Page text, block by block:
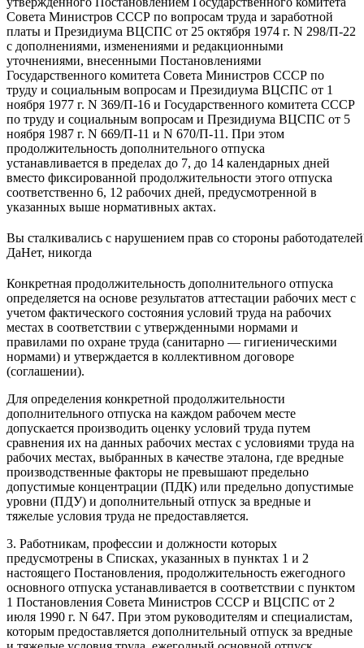
Совета Министров СССР по вопросам труда и заработной
платы и Президиума ВЦСПС от 25 октября 1974 г. N 298/П-22
с дополнениями, изменениями и редакционными
уточнениями, внесенными Постановлениями
Государственного комитета Совета Министров СССР по
труду и социальным вопросам и Президиума ВЦСПС от 1
ноября 1977 г. N 369/П-16 и Государственного комитета СССР
по труду и социальным вопросам и Президиума ВЦСПС от 5
ноября 1987 г. N 669/П-11 и N 670/П-11. При этом
продолжительность дополнительного отпуска
устанавливается в пределах до 7, до 14 календарных дней
вместо фиксированной продолжительности этого отпуска
соответственно 6, 12 рабочих дней, предусмотренной в
указанных выше нормативных актах.
Вы сталкивались с нарушением прав со стороны
ДаНет, никогда
Конкретная продолжительность дополнительного отпуска
определяется на основе результатов аттестации рабочих мест с
учетом фактического состояния условий труда на рабочих
местах в соответствии с утвержденными нормами и
правилами по охране труда (санитарно — гигиеническими
нормами) и утверждается в коллективном договоре
(соглашении).
Для определения конкретной продолжительности
дополнительного отпуска на каждом рабочем месте
допускается производить оценку условий труда путем
сравнения их на данных рабочих местах с условиями труда на
рабочих местах, выбранных в качестве эталона, где вредные
производственные факторы не превышают предельно
допустимые концентрации (ПДК) или предельно допустимые
уровни (ПДУ) и дополнительный отпуск за вредные и
тяжелые условия труда не предоставляется.
3. Работникам, профессии и должности которых
предусмотрены в Списках, указанных в пунктах 1 и 2
настоящего Постановления, продолжительность ежегодного
основного отпуска устанавливается в соответствии с пунктом
1 Постановления Совета Министров СССР и ВЦСПС от 2
июля 1990 г. N 647. При этом руководителям и специалистам,
которым предоставляется дополнительный отпуск за вредные